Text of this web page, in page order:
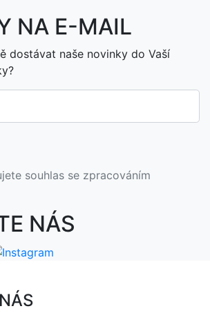
NA E-MAIL
dostávat naše novinky do Vaší
souhlas se zpracováním
NÁS